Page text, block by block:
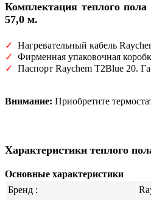
Комплектация теплого пола
57,0 м.
✓ Нагревательный кабель
✓ Фирменная упаковочная
✓ Паспорт Raychem T2Blue 20.
Внимание: Приобретите
Характеристики теплого
Основные характеристики
Бренд :